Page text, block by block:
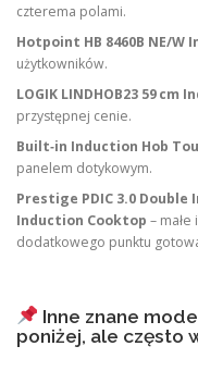
czterema polami.
Hotpoint HB 8460B NE/W
użytkowników.
LOGIK LINDHOB23 59 cm
przystępnej cenie.
Built‑in Induction Hob
panelem dotykowym.
Prestige PDIC 3.0
Induction Cooktop –
dodatkowego punktu
Inne znane
poniżej, ale często